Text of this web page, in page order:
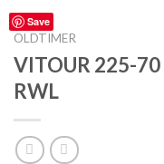
Save
OLDTIMER
VITOUR 225-
RWL